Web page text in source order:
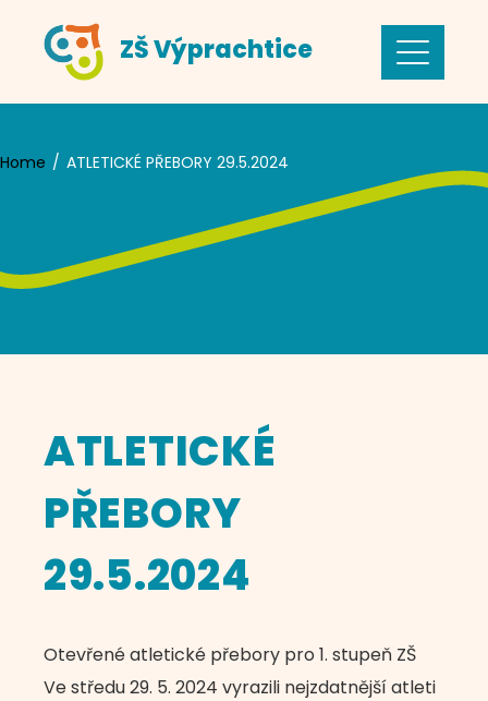
content
ZŠ Výprachtice
Home ATLETICKÉ PŘEBORY 29.5.2024
ATLETICKÉ
PŘEBORY
29.5.2024
Otevřené atletické přebory pro 1. stupeň ZŠ
Ve středu 29. 5. 2024 vyrazili nejzdatnější atleti